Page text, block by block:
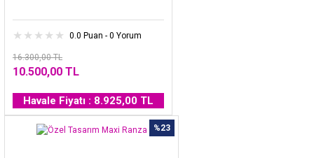
0.0 Puan - 0 Yorum
16.300,00 TL
10.500,00 TL
Havale Fiyatı : 8.925,00 TL
%23